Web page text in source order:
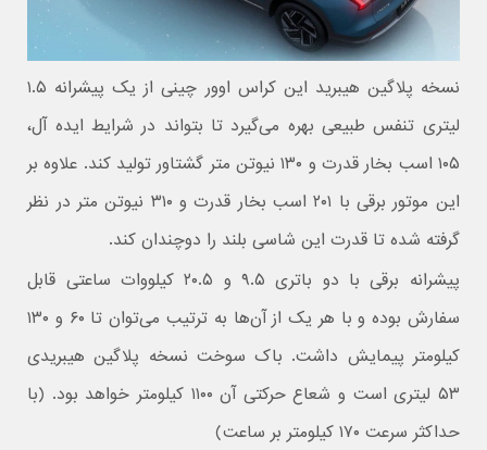
نسخه پلاگین هیبرید این کراس اوور چینی از یک پیشرانه ۱.۵
لیتری تنفس طبیعی بهره می‌گیرد تا بتواند در شرایط ایده آل،
۱۰۵ اسب بخار قدرت و ۱۳۰ نیوتن متر گشتاور تولید کند. علاوه بر
این موتور برقی با ۲۰۱ اسب بخار قدرت و ۳۱۰ نیوتن متر در نظر
گرفته شده تا قدرت این شاسی بلند را دوچندان کند.
پیشرانه برقی با دو باتری ۹.۵ و ۲۰.۵ کیلووات ساعتی قابل
سفارش بوده و با هر یک از آن‌ها به ترتیب می‌توان تا ۶۰ و ۱۳۰
کیلومتر پیمایش داشت. باک سوخت نسخه پلاگین هیبریدی
۵۳ لیتری است و شعاع حرکتی آن ۱۱۰۰ کیلومتر خواهد بود. (با
حداکثر سرعت ۱۷۰ کیلومتر بر ساعت)